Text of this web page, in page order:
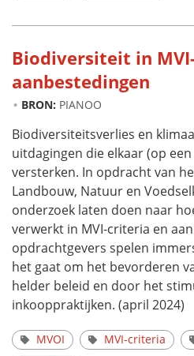
Biodiversiteit in
aanbestedingen
BRON: PIANOO
Biodiversiteitsverlies en
uitdagingen die elkaar (op
versterken. In opdracht van
Landbouw, Natuur en
onderzoek laten doen naar
verwerkt in MVI-criteria en
opdrachtgevers spelen
het gaat om het bevorderen
helder beleid en door het
inkooppraktijken. (april 2024)
MVOI MVI-criteria